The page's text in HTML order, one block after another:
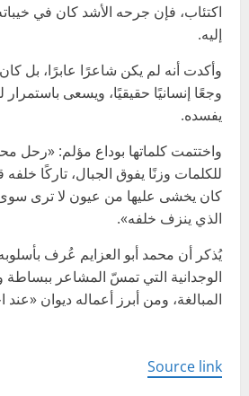
اكتئاب، فإن جرحه الأشد كان في
إليه.
وأكدت أنه لم يكن شاعرًا عابرًا، بل
وجعًا إنسانيًا حقيقيًا، ويسعى
يفسده.
واختتمت كلماتها بوداع مؤلم: «رحل
للكلمات وزنًا يفوق الجبال، تاركًا
كان يخشى عليها من عيون لا ترى سوى
الذي ينزف خلفه».
يُذكر أن محمد أبو العزايم عُرف
الوجدانية التي تمسّ المشاعر
المبالغة، ومن أبرز أعماله ديوان
Source link